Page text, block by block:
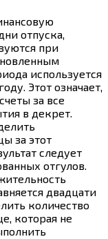
отпуска,
при
используется
Этот означает,
за все
в декрет.
за этот
следует
отгулов.
двадцати
количество
которая не